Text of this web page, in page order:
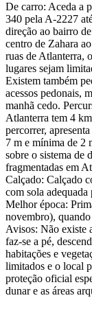
De carro: Aceda a
340 pela A-2227
direção ao bairro
centro de Zahara
ruas de Atlanterra,
lugares sejam
Existem também
acessos pedonais,
manhã cedo.
Atlanterra tem 4
percorrer,
7 m e mínima de 2
sobre o sistema de
fragmentadas em
Calçado: Calçado
com sola adequada
Melhor época:
novembro),
Avisos: Não existe
faz-se a pé,
habitações e
limitados e o local
proteção oficial
dunar e as áreas